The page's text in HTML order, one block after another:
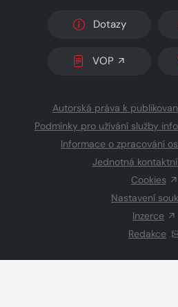
Dotazy
VOP
Autorská práva k
Podmínky pro užívání služby
Informace o zpracování
Jednotná
Cookies
Nastavení
Inzerce
Redakce